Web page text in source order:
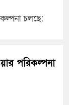
ফিরছেন
চলছে:
পরিকল্পনা